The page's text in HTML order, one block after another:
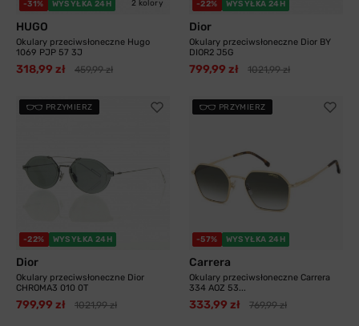
-31% WYSYŁKA 24H 2 kolory
HUGO
Okulary przeciwsłoneczne Hugo
1069 PJP 57 3J
318,99 zł 459,99 zł
-22% WYSYŁKA 24H
Dior
Okulary przeciwsłoneczne Dior BY
DIOR2 J5G
799,99 zł 1021,99 zł
PRZYMIERZ
-22% WYSYŁKA 24H
Dior
Okulary przeciwsłoneczne Dior
CHROMA3 010 0T
799,99 zł 1021,99 zł
PRZYMIERZ
-57% WYSYŁKA 24H
Carrera
Okulary przeciwsłoneczne Carrera
334 AOZ 53...
333,99 zł 769,99 zł